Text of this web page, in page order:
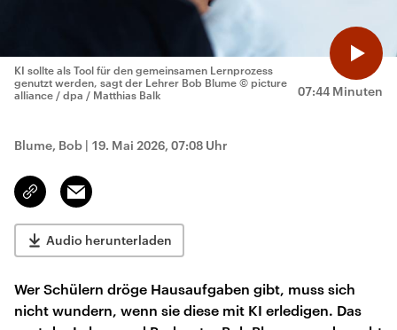
07:44 Minuten
KI sollte als Tool für den gemeinsamen Lernprozess
genutzt werden, sagt der Lehrer Bob Blume © picture
alliance / dpa / Matthias Balk
Blume, Bob | 19. Mai 2026, 07:08 Uhr
Link
kopieren/teilen
Email
Audio herunterladen
Wer Schülern dröge Hausaufgaben gibt, muss sich
nicht wundern, wenn sie diese mit KI erledigen. Das